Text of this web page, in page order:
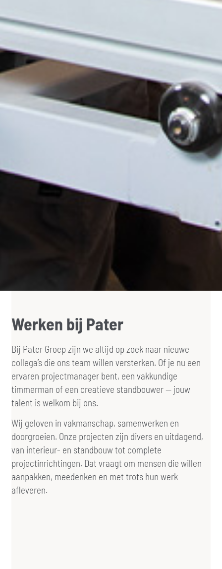
Werken bij Pater
Bij Pater Groep zijn we altijd op zoek naar nieuwe
collega’s die ons team willen versterken. Of je nu een
ervaren projectmanager bent, een vakkundige
timmerman of een creatieve standbouwer — jouw
talent is welkom bij ons.
Wij geloven in vakmanschap, samenwerken en
doorgroeien. Onze projecten zijn divers en uitdagend,
van interieur- en standbouw tot complete
projectinrichtingen. Dat vraagt om mensen die willen
aanpakken, meedenken en met trots hun werk
afleveren.